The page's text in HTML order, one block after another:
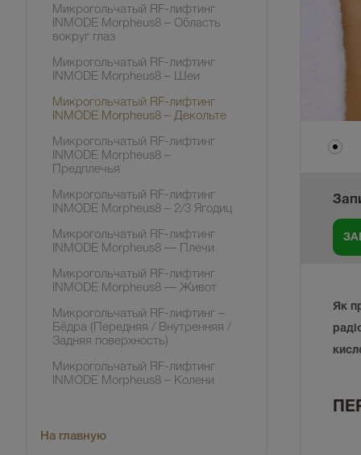
Микрогольчатый RF-лифтинг
INMODE Morpheus8 – Область
вокруг глаз
Микрогольчатый RF-лифтинг
INMODE Morpheus8 – Шеи
Микрогольчатый RF-лифтинг
INMODE Morpheus8 – Декольте
Микрогольчатый RF-лифтинг
INMODE Morpheus8 –
Предплечья
Микрогольчатый RF-лифтинг
INMODE Morpheus8 – 2/3 Ягодиц
Микрогольчатый RF-лифтинг
INMODE Morpheus8 — Плечи
Микрогольчатый RF-лифтинг
INMODE Morpheus8 — Живот
Микрогольчатый RF-лифтинг –
Бёдра (Передняя / Внутренняя /
Задняя поверхность)
Микрогольчатый RF-лифтинг
INMODE Morpheus8 – Колени
На главную
Як